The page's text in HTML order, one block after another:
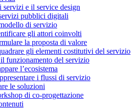
servizi e il service design
pubblici digitali
di servizio
gli attori coinvolti
la proposta di valore
gli elementi costitutivi del servizio
funzionamento del servizio
l’ecosistema
i flussi di servizio
le soluzioni
di co-progettazione